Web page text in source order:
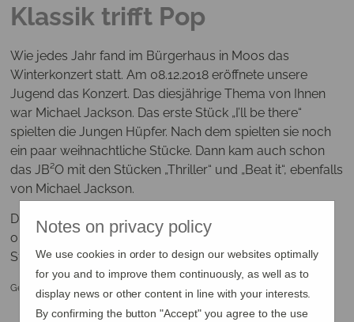
Klassik trifft Pop
Wie jedes Jahr fand im Bürgerhaus in Moos das
Winterkonzert statt. Am 08.12.2018 eröffnete unsere
Jugend das Konzert. Das diesjährige Thema von Ihnen
war Michael Jackson. Das erste Stück „I’ll be there“
spielten die Jungen Hüpfer. Nach dem spielten sie noch
ein paar weihnachtliche Stücke. Dann kam auch schon
das JB²O mit den Stücken „Thriller“ und „Beat it“, ebenfalls
von Michael Jackson.
Der Musikverein Bankholzen spielte das Stück „The Way
old Friends“. So klang der Abend noch mit ein paar
Stücken vom Musikverein Bankholzen aus.
Geschrieben von Luana Pfaff
Notes on privacy policy
We use cookies in order to design our websites optimally
for you and to improve them continuously, as well as to
display news or other content in line with your interests.
By confirming the button "Accept" you agree to the use